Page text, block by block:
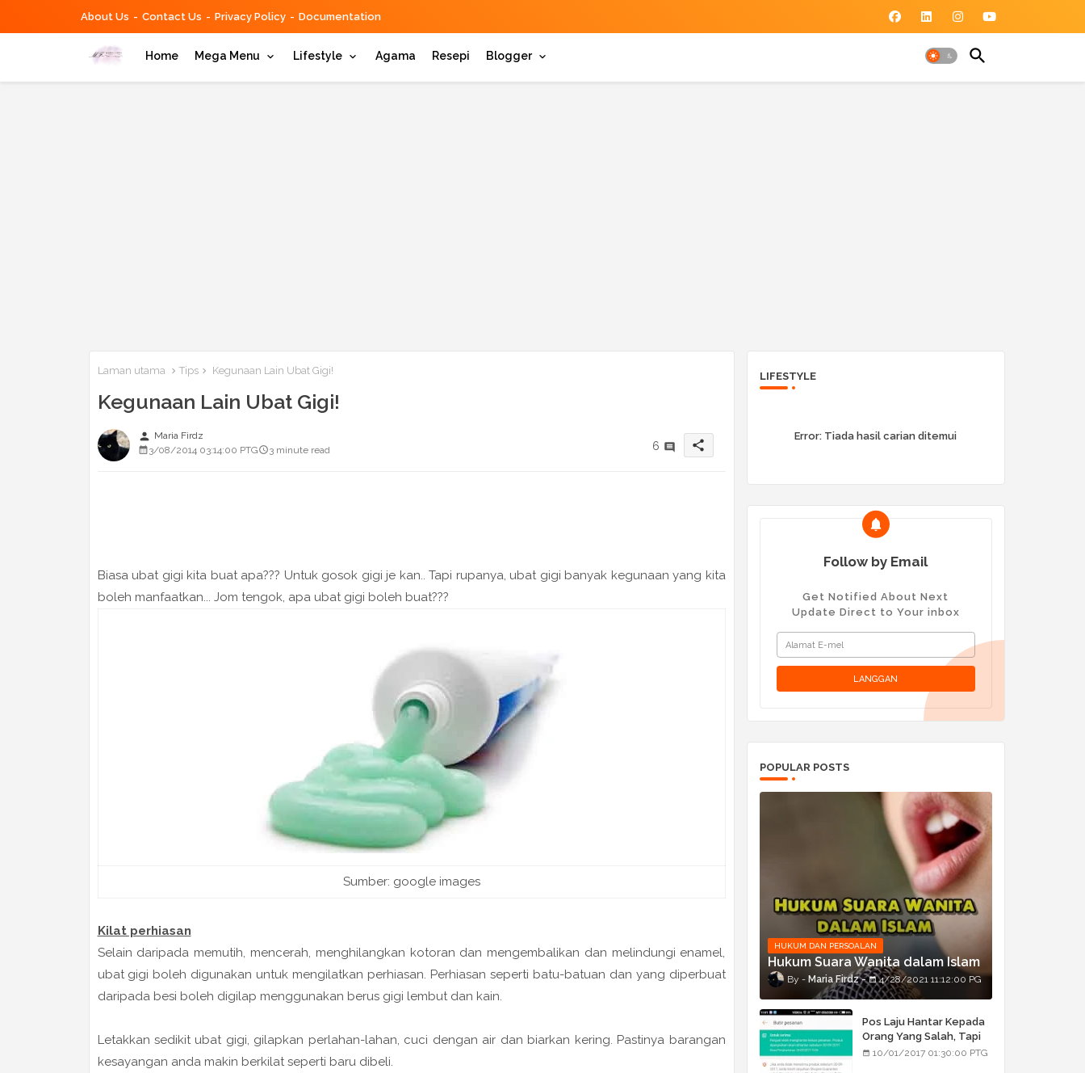
About Us Contact Us Privacy Policy Documentation
Home Mega Menu Lifestyle Agama Resepi Blogger
Laman utama Tips Kegunaan Lain Ubat Gigi!
Kegunaan Lain Ubat Gigi!
person Maria Firdz
3/08/2014 03:14:00 PTG
3 minute read 6 share
Biasa ubat gigi kita buat apa??? Untuk gosok gigi je kan.. Tapi rupanya, ubat gigi banyak kegunaan yang kita
boleh manfaatkan... Jom tengok, apa ubat gigi boleh buat???
Sumber: google images
Kilat perhiasan
Selain daripada memutih, mencerah, menghilangkan kotoran dan mengembalikan dan melindungi enamel,
ubat gigi boleh digunakan untuk mengilatkan perhiasan. Perhiasan seperti batu-batuan dan yang diperbuat
daripada besi boleh digilap menggunakan berus gigi lembut dan kain.
Letakkan sedikit ubat gigi, gilapkan perlahan-lahan, cuci dengan air dan biarkan kering. Pastinya barangan
kesayangan anda makin berkilat seperti baru dibeli.
LIFESTYLE
Error: Tiada hasil carian ditemui
Follow by Email
Get Notified About Next
Update Direct to Your inbox
POPULAR POSTS
HUKUM DAN PERSOALAN
Hukum Suara Wanita dalam Islam
Maria Firdz 4/28/2021 11:12:00 PG
Pos Laju Hantar Kepada
Orang Yang Salah, Tapi
Orang Tu Pula Terima
10/01/2017 01:30:00 PTG